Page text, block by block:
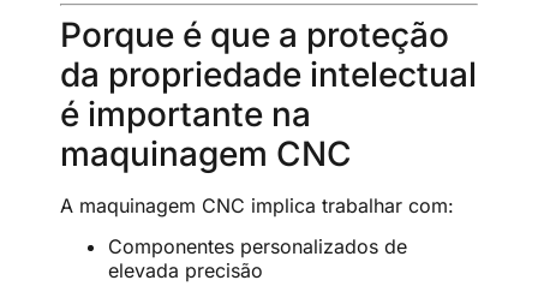
Porque é que a proteção
da propriedade intelectual
é importante na
maquinagem CNC
A maquinagem CNC implica trabalhar com:
Componentes personalizados de
elevada precisão